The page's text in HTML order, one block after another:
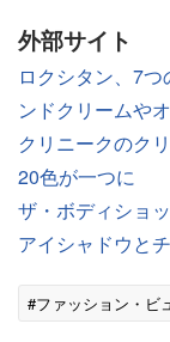
外部サイト
ロクシタン、7
ンドクリームや
クリニークのク
20色が一つに
ザ・ボディショ
アイシャドウと
#ファッション・ビ